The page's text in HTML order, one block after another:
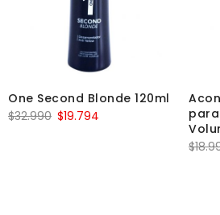
One Second Blonde 120ml
$32.990 $19.794
$